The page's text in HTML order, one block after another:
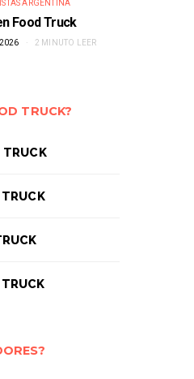
ARGENTINA
Food Truck
2 MINUTO LEER
TRUCK?
TRUCK